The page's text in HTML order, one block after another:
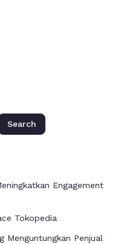
Search
Engagement
Tokopedia
Menguntungkan Penjual